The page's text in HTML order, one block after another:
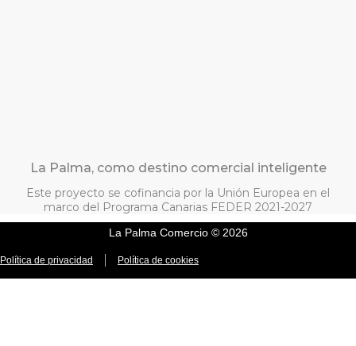
La Palma, como destino comercial inteligente
Este proyecto se cofinancia por la Unión Europea en el
marco del Programa Canarias FEDER 2021-2027
La Palma Comercio © 2026
Política de privacidad Política de cookies